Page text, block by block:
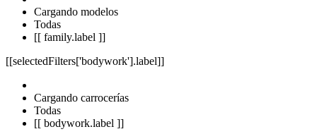
Cargando modelos
Todas
[[ family.label ]]
[[selectedFilters['bodywork'].label]]
Cargando carrocerías
Todas
[[ bodywork.label ]]